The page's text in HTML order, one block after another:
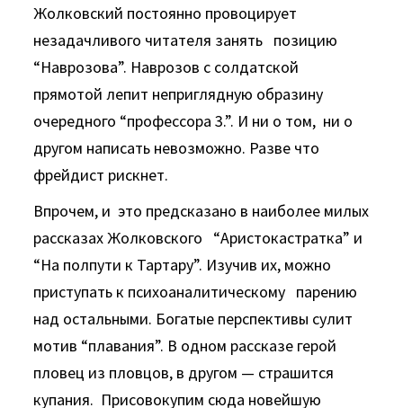
Жолковский постоянно провоцирует
незадачливого читателя занять позицию
“Наврозова”. Наврозов с солдатской
прямотой лепит неприглядную образину
очередного “профессора 3.”. И ни о том, ни о
другом написать невозможно. Разве что
фрейдист рискнет.
Впрочем, и это предсказано в наиболее милых
рассказах Жолковского “Аристокастратка” и
“На полпути к Тартару”. Изучив их, можно
приступать к психоаналитическому парению
над остальными. Богатые перспективы сулит
мотив “плавания”. В одном рассказе герой
пловец из пловцов, в другом — страшится
купания. Присовокупим сюда новейшую